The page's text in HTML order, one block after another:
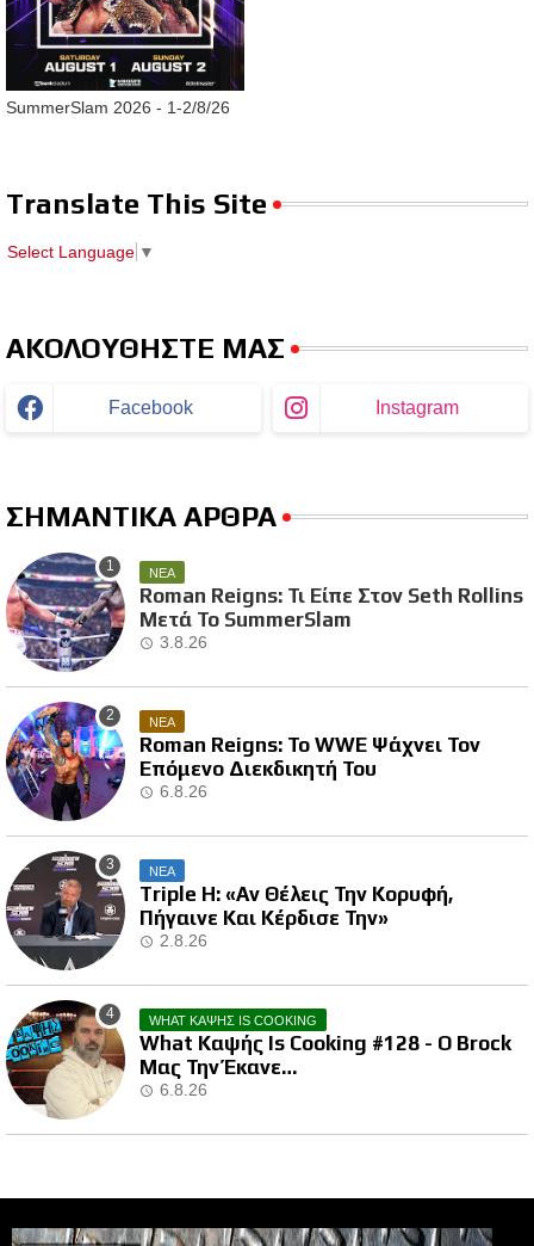
SummerSlam 2026 - 1-2/8/26
Translate This Site
Select Language ▼
ΑΚΟΛΟΥΘΗΣΤΕ ΜΑΣ
Facebook Instagram
ΣΗΜΑΝΤΙΚΑ ΑΡΘΡΑ
ΝΕΑ
Roman Reigns: Τι Είπε Στον Seth Rollins
Μετά Το SummerSlam
3.8.26
ΝΕΑ
Roman Reigns: Το WWE Ψάχνει Τον
Επόμενο Διεκδικητή Του
6.8.26
ΝΕΑ
Triple H: «Αν Θέλεις Την Κορυφή,
Πήγαινε Και Κέρδισε Την»
2.8.26
WHAT ΚΑΨΗΣ IS COOKING
What Καψής Is Cooking #128 - Ο Brock
Μας Την Έκανε…
6.8.26